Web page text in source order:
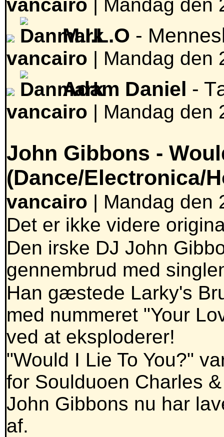
vancairo | Mandag den
M.I.L.O -
vancairo | Mandag den
Adam Daniel -
vancairo | Mandag den
John Gibbons -
(Dance/Electronica/
vancairo | Mandag den
Det er ikke videre
Den irske DJ John
gennembrud med
Han gæstede Larky's
med nummeret "Your
ved at eksploderer!
"Would I Lie To You?"
for Soulduoen Charles
John Gibbons nu har
af.